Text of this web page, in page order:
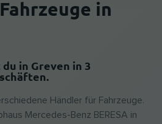
in
in Greven in 3
Händler für Fahrzeuge.
Mercedes-Benz BERESA in